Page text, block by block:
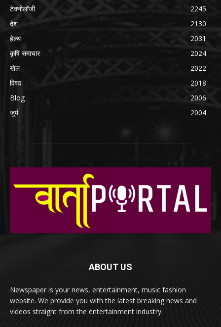
टेक्नोलॉजी
2245
देश
2130
हेल्थ
2031
कृषि समाचार
2024
खेल
2022
विश्व
2018
Blog
2006
जुर्म
2004
ABOUT US
Newspaper is your news, entertainment, music fashion
website. We provide you with the latest breaking news and
videos straight from the entertainment industry.